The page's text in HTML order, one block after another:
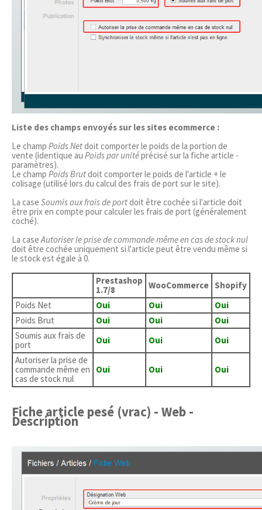
Liste des champs envoyés sur les sites ecommerce :
Le champ Poids Netdoit comporter le poids de la portion de
vente (identique au Poids par unitéprécisé sur la fiche article -
paramètres).
Le champ Poids Brutdoit comporter le poids de l'article + le
colisage (utilisé lors du calcul des frais de port sur le site).
La case Soumis aux frais de portdoit être cochée si l'article doit
être prix en compte pour calculer les frais de port (généralement
coché).
La case Autoriser le prise de commande même en cas de stock nul
doit être cochée uniquement si l'article peut être vendu même si
le stock est égale à 0.
Prestashop
1.7/8
WooCommerce Shopify
Poids Net
Oui Oui
Oui
Poids Brut
Oui Oui
Oui
Soumis aux frais de
port
Oui Oui
Oui
Autoriser la prise de
commande même en
cas de stock nul
Oui Oui Oui
Fiche article pesé (vrac) - Web -
Description